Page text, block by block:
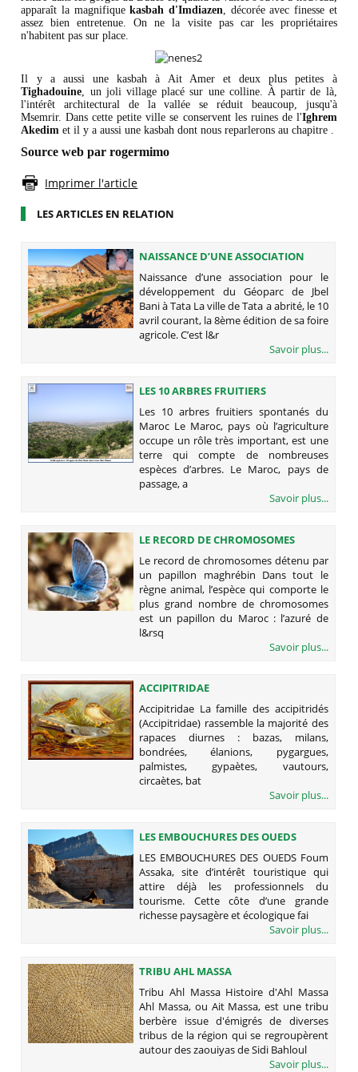
apparaît la magnifiquekasbah d'Imdiazen, décorée avec finesse et
assez bien entretenue. On ne la visite pas car les propriétaires
n'habitent pas sur place.
Il y a aussi une kasbah à Ait Amer et deux plus petites à
Tighadouine, un joli village placé sur une colline. À partir de là,
l'intérêt architectural de la vallée se réduit beaucoup, jusqu'à
Msemrir. Dans cette petite ville se conservent les ruines de l'Ighrem
Akedimet il y a aussi une kasbah dont nous reparlerons au chapitre .
Source web par rogermimo
Imprimer l'article
LES ARTICLES EN RELATION
NAISSANCE D’UNE ASSOCIATION
POUR LE DÉVELOPPEMENT DU
GÉOPARC DE JBEL BANI À TATA
​Naissance d’une association pour le
développement du Géoparc de Jbel
Bani à Tata La ville de Tata a abrité, le 10
avril courant, la 8ème édition de sa foire
agricole. C’est l&r
Savoir plus...
LES 10 ARBRES FRUITIERS
SPONTANÉS DU MAROC
Les 10 arbres fruitiers spontanés du
Maroc Le Maroc, pays où l’agriculture
occupe un rôle très important, est une
terre qui compte de nombreuses
espèces d’arbres. Le Maroc, pays de
passage, a
Savoir plus...
LE RECORD DE CHROMOSOMES
DÉTENU PAR UN PAPILLON
MAGHRÉBIN
Le record de chromosomes détenu par
un papillon maghrébin Dans tout le
règne animal, l’espèce qui comporte le
plus grand nombre de chromosomes
est un papillon du Maroc : l’azuré de
l&rsq
Savoir plus...
ACCIPITRIDAE
Accipitridae La famille des accipitridés
(Accipitridae) rassemble la majorité des
rapaces diurnes : bazas, milans,
bondrées, élanions, pygargues,
palmistes, gypaètes, vautours,
circaètes, bat
Savoir plus...
LES EMBOUCHURES DES OUEDS
LES EMBOUCHURES DES OUEDS Foum
Assaka, site d’intérêt touristique qui
attire déjà les professionnels du
tourisme. Cette côte d’une grande
richesse paysagère et écologique fai
Savoir plus...
TRIBU AHL MASSA
Tribu Ahl Massa Histoire d'Ahl Massa
Ahl Massa, ou Ait Massa, est une tribu
berbère issue d'émigrés de diverses
tribus de la région qui se regroupèrent
autour des zaouiyas de Sidi Bahloul
Savoir plus...